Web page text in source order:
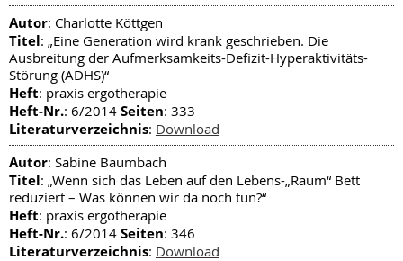
Autor: Charlotte Köttgen
Titel: „Eine Generation wird krank geschrieben. Die
Ausbreitung der Aufmerksamkeits-Defizit-Hyperaktivitäts-
Störung (ADHS)“
Heft: praxis ergotherapie
Heft-Nr.: 6/2014 Seiten: 333
Literaturverzeichnis: Download
Autor: Sabine Baumbach
Titel: „Wenn sich das Leben auf den Lebens-„Raum“ Bett
reduziert – Was können wir da noch tun?“
Heft: praxis ergotherapie
Heft-Nr.: 6/2014 Seiten: 346
Literaturverzeichnis: Download